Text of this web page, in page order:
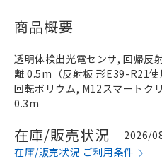
商品概要
透明体検出光電センサ, 回帰反
離 0.5m（反射板 形E39-R21
回転ボリウム, M12スマートク
0.3m
在庫/販売状況
2026/
在庫/販売状況 ご利用条件